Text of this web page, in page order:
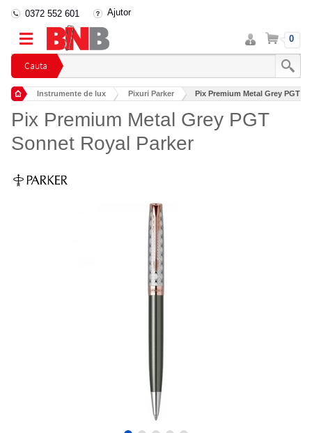
Cauta
0372 552 601 Ajutor
Intra
in
cont
Cos 0
Instrumente de lux Pixuri Parker Pix Premium Metal Grey PGT
Pix Premium Metal Grey PGT
Sonnet Royal Parker